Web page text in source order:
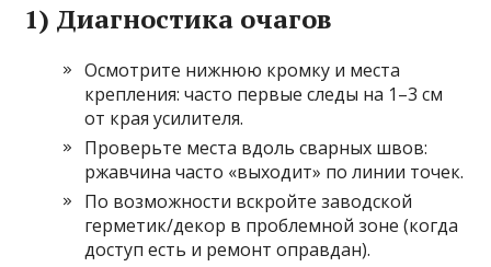
1) Диагностика очагов
Осмотрите нижнюю кромку и места
крепления: часто первые следы на 1–3 см
от края усилителя.
Проверьте места вдоль сварных швов:
ржавчина часто «выходит» по линии точек.
По возможности вскройте заводской
герметик/декор в проблемной зоне (когда
доступ есть и ремонт оправдан).